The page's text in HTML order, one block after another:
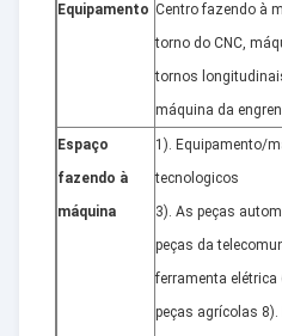
Equipamento Centro fazendo à
torno do CNC,
tornos
máquina da
Espaço
fazendo à
máquina
1). Equipamento/
tecnologicos
3). As peças
peças da
ferramenta elétrica
peças agrícolas 8).